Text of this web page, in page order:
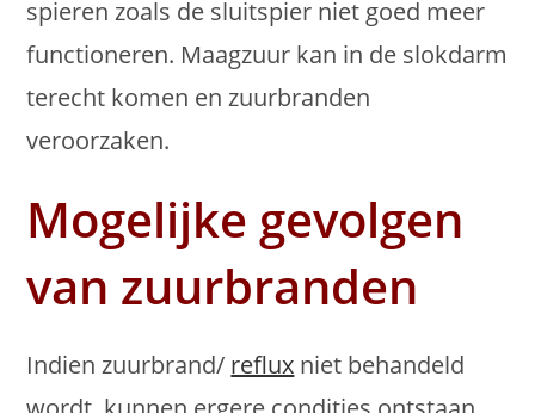
spieren zoals de sluitspier niet goed meer
functioneren. Maagzuur kan in de slokdarm
terecht komen en zuurbranden
veroorzaken.
Mogelijke gevolgen
van zuurbranden
Indien zuurbrand/ reflux niet behandeld